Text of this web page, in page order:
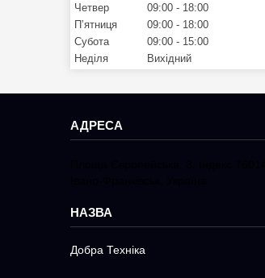
Четвер
09:00
18:00
Пʼятниця
09:00
18:00
Субота
09:00
15:00
Неділя
Вихідний
Добра Техніка